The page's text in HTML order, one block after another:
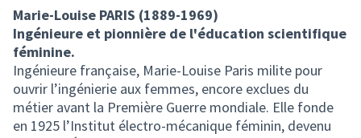
Marie-Louise PARIS (1889-1969)
Ingénieure et pionnière de l'éducation scientifique
féminine.
Ingénieure française, Marie-Louise Paris milite pour
ouvrir l’ingénierie aux femmes, encore exclues du
métier avant la Première Guerre mondiale. Elle fonde
en 1925 l’Institut électro-mécanique féminin, devenu